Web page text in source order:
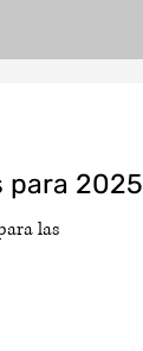
para 2025
las